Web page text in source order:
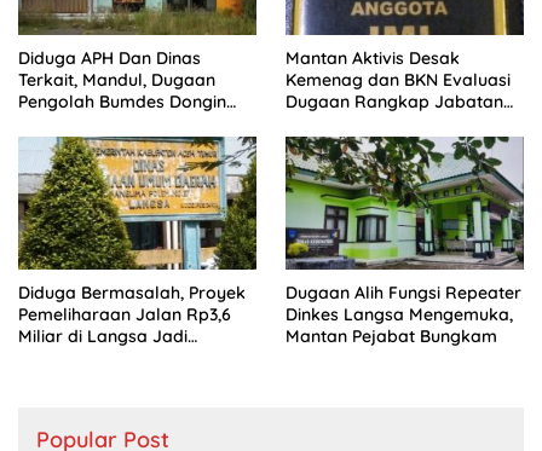
Diduga APH Dan Dinas
Terkait, Mandul, Dugaan
Pengolah Bumdes Dongin
Program Pemerintah.
Mantan Aktivis Desak
Kemenag dan BKN Evaluasi
Dugaan Rangkap Jabatan
Diduga Bermasalah, Proyek
Pemeliharaan Jalan Rp3,6
Miliar di Langsa Jadi
Dugaan Alih Fungsi Repeater
Dinkes Langsa Mengemuka,
Mantan Pejabat Bungkam
Popular Post